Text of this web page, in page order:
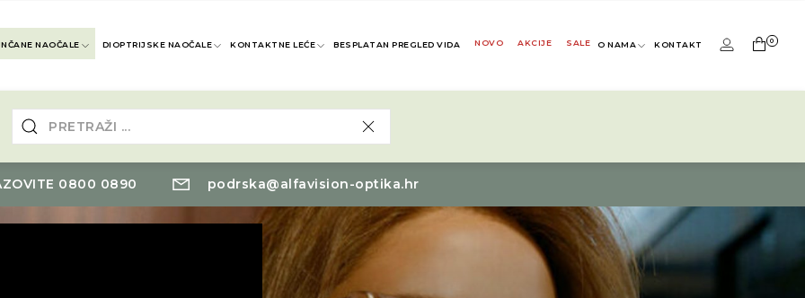
NAOČALE DIOPTRIJSKE NAOČALE KONTAKTNE LEĆE BESPLATAN PREGLED VIDA NOVO AKCIJE SALE O NAMA KONTAKT 0
0800 0890 podrska@alfavision-optika.hr